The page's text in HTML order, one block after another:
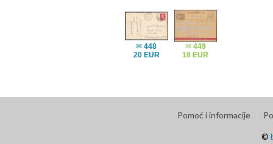
✉448
20 EUR
✉ 449
18 EUR
Pomoć i informacije
©